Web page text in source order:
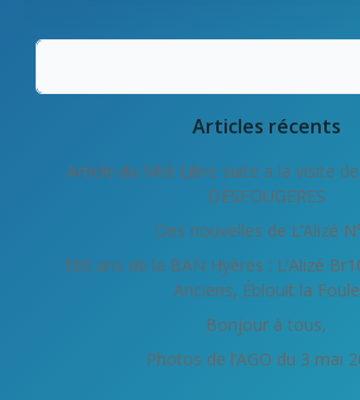
Articles récents
Article du Midi Libre suite a la visite de
DESFOUGERES
Des nouvelles de L’Alizé
100 ans de la BAN Hyères : L’Alizé
Anciens, Éblouit la Foule
Bonjour à tous,
Photos de l’AGO du 3 mai